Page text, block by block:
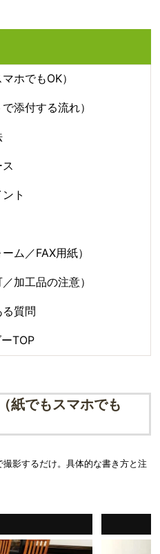
ホでもOK）
添付する流れ）
ト
ム／FAX用紙）
加工品の注意）
質問
TOP
紙でもスマホでも
影するだけ。具体的な書き方と注